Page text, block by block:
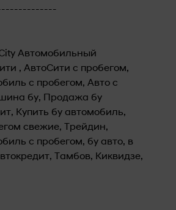
Автомобильный
, АвтоСити с пробегом,
с пробегом, Авто с
бу, Продажа бу
Купить бу автомобиль,
свежие, Трейдин,
с пробегом, бу авто, в
Тамбов, Киквидзе,